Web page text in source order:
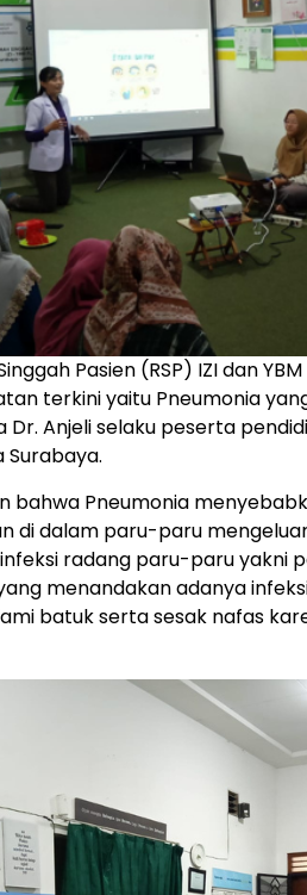
Pasien (RSP) IZI dan
terkini yaitu Pneumonia
Anjeli selaku peserta
Surabaya.
bahwa Pneumonia
di dalam paru-paru
radang paru-paru yakni
menandakan adanya
batuk serta sesak nafas